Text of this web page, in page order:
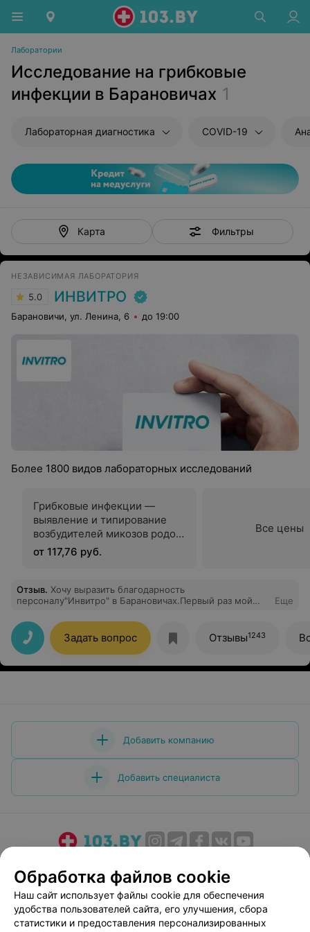
Лаборатории
Исследование на грибковые
инфекции в Барановичах 1
Лабораторная диагностика COVID-19
Карта Фильтры
НЕЗАВИСИМАЯ ЛАБОРАТОРИЯ
5.0 ИНВИТРО
Барановичи, ул. Ленина, 6 до 19:00
Более 1800 видов лабораторных исследований
Грибковые инфекции —
выявление и типирование
возбудителей микозов родов
Candida, Malassezia,
Saccharomyces и
от 117,76 руб.
Все цены
Отзыв. Хочу выразить благодарность
персоналу"Инвитро" в Барановичах.Первый раз мой
подарочки)))
Еще
Задать вопрос Отзывы1243
Добавить компанию
Добавить специалиста
Медицинский маркетинг
Публичный договор
Пользовательское соглашение
Способы оплаты
Вакансии
Партнеры
Обработка файлов cookie
Наш сайт использует файлы cookie для обеспечения
удобства пользователей сайта, его улучшения, сбора
статистики и предоставления персонализированных